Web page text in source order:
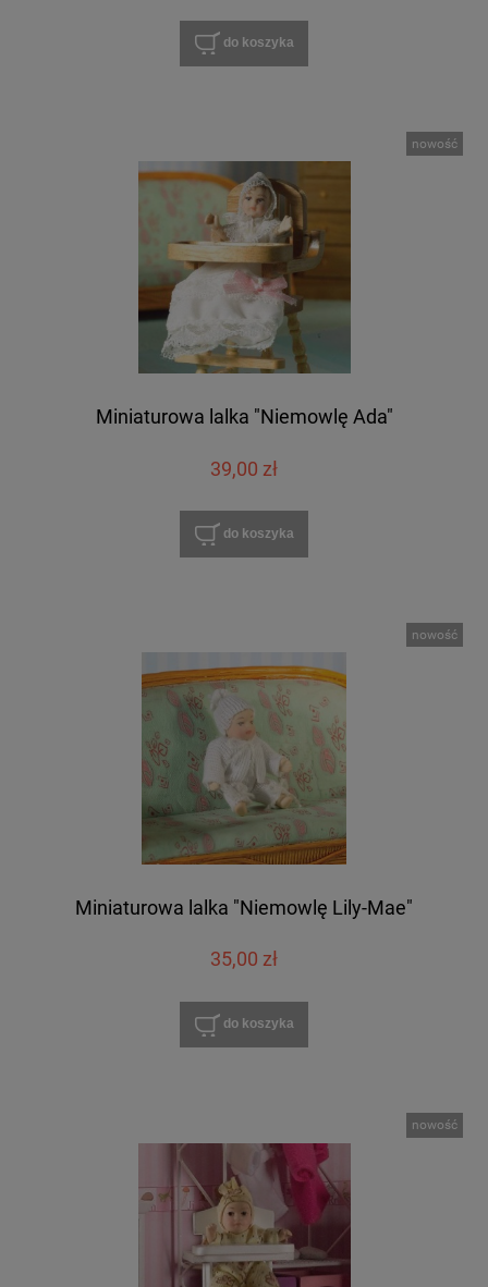
do koszyka
Miniaturowa lalka "Niemowlę Ada"
39,00 zł
do koszyka
nowość
Miniaturowa lalka "Niemowlę Lily-Mae"
35,00 zł
do koszyka
nowość
nowość